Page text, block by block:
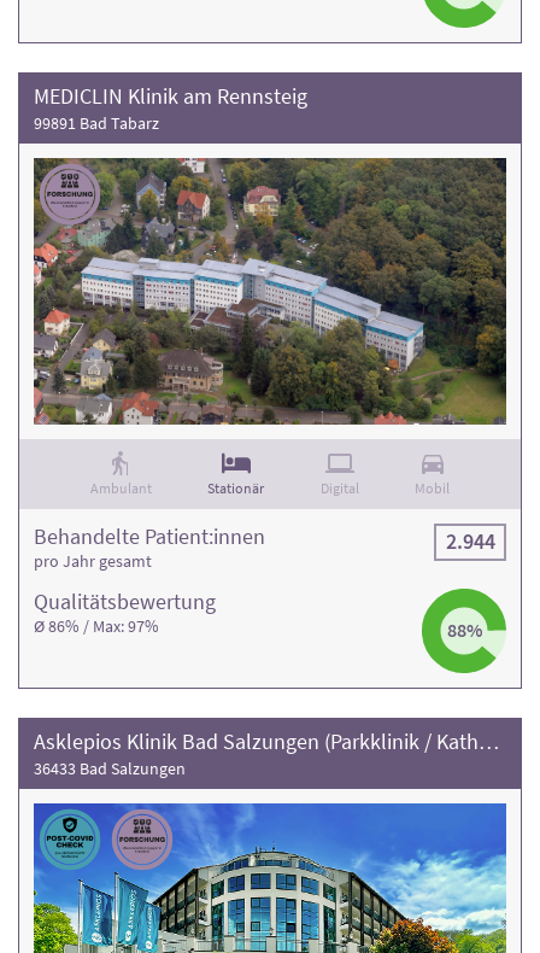
MEDICLIN Klinik am Rennsteig
99891 Bad Tabarz
Ambulant Stationär Digital Mobil
Qualitäts­bewertung
Ø 86% / Max: 97% 88%
Behandelte Patient:innen
pro Jahr gesamt
2.944
Asklepios Klinik Bad Salzungen (Parkklinik / Katharina Schroth Klinik)
36433 Bad Salzungen